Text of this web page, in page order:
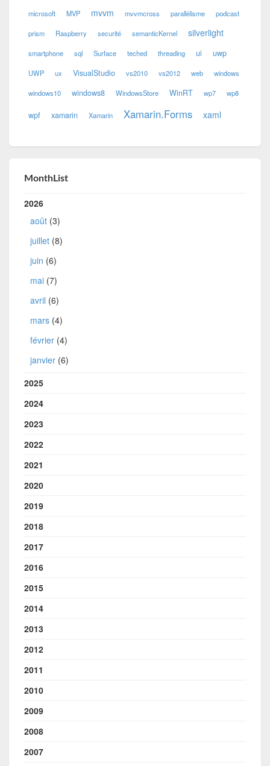
microsoft MVP mvvm mvvmcross parallélisme podcast
prism Raspberry securité semanticKernel silverlight
smartphone sql Surface teched threading ui uwp
UWP ux VisualStudio vs2010 vs2012 web windows
windows10 windows8 WindowsStore WinRT wp7 wp8
wpf xamarin Xamarin Xamarin.Forms xaml
MonthList
2026
août (3)
juillet (8)
juin (6)
mai (7)
avril (6)
mars (4)
février (4)
janvier (6)
2025
2024
2023
2022
2021
2020
2019
2018
2017
2016
2015
2014
2013
2012
2011
2010
2009
2008
2007